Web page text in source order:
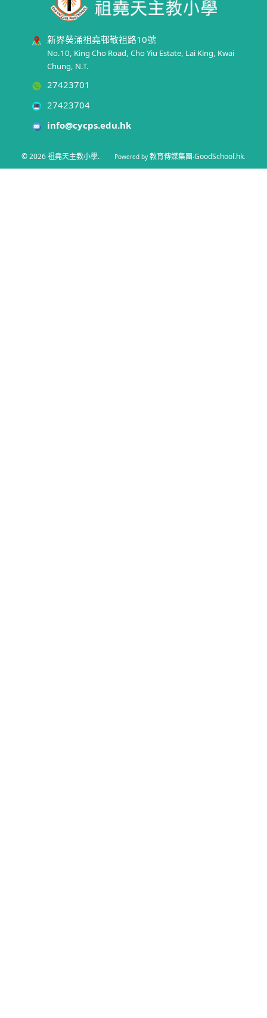
新界葵涌祖堯邨敬祖路10號
No.10, King Cho Road, Cho Yiu Estate, Lai King, Kwai
Chung, N.T.
27423701
27423704
info@cycps.edu.hk
© 2026祖堯天主教小學. Powered by 教育傳媒集團‧GoodSchool.hk.